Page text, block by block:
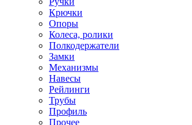
Крючки
Опоры
Колеса, ролики
Полкодержатели
Замки
Механизмы
Навесы
Рейлинги
Трубы
Профиль
Прочее